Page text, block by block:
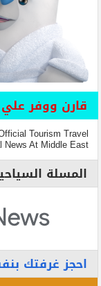
قارن ووفر
Tourism Travel
News At Middle East
المسلة
احجز غرفتك